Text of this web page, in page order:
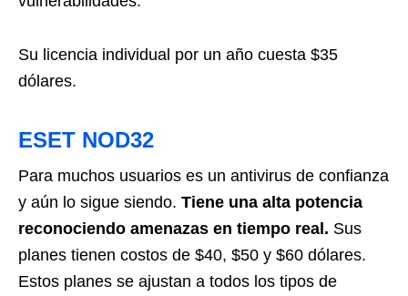
Su licencia individual por un año cuesta $35
dólares.
ESET NOD32
Para muchos usuarios es un antivirus de confianza
y aún lo sigue siendo. Tiene una alta potencia
reconociendo amenazas en tiempo real. Sus
planes tienen costos de $40, $50 y $60 dólares.
Estos planes se ajustan a todos los tipos de